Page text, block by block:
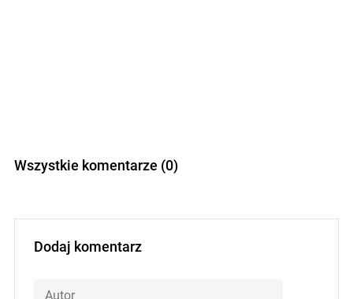
Wszystkie komentarze (0)
Dodaj komentarz